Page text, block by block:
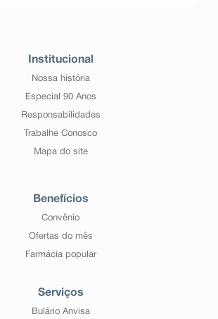
Institucional
Nossa história
Especial 90 Anos
Responsabilidades
Trabalhe Conosco
Mapa do site
Benefícios
Convênio
Ofertas do mês
Farmácia popular
Serviços
Bulário Anvisa